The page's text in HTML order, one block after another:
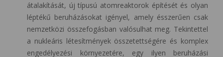
átalakítását, új típusú atomreaktorok építését és olyan
léptékű beruházásokat igényel, amely ésszerűen csak
nemzetközi összefogásban valósulhat meg. Tekintettel
a nukleáris létesítmények összetettségére és komplex
engedélyezési környezetére, egy ilyen beruházási